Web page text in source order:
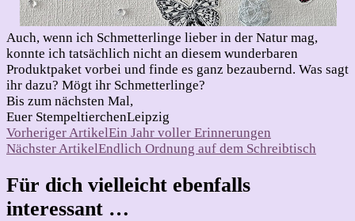
Auch, wenn ich Schmetterlinge lieber in der Natur mag,
konnte ich tatsächlich nicht an diesem wunderbaren
Produktpaket vorbei und finde es ganz bezaubernd. Was sagt
ihr dazu? Mögt ihr Schmetterlinge?
Bis zum nächsten Mal,
Euer StempeltierchenLeipzig
Beitragsnavigation
Vorheriger ArtikelEin Jahr voller Erinnerungen
Nächster ArtikelEndlich Ordnung auf dem Schreibtisch
Für dich vielleicht ebenfalls
interessant …